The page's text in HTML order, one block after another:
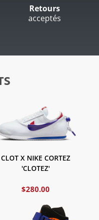
Retours
acceptés
CLOT X NIKE CORTEZ
'CLOTEZ'
$280.00